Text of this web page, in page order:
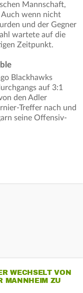
Mannschaft,
Auch wenn nicht
und der Gegner
wartete auf die
Zeitpunkt.
Blackhawks
auf 3:1
den Adler
Treffer nach und
seine Offensiv-
WECHSELT VON
MANNHEIM ZU